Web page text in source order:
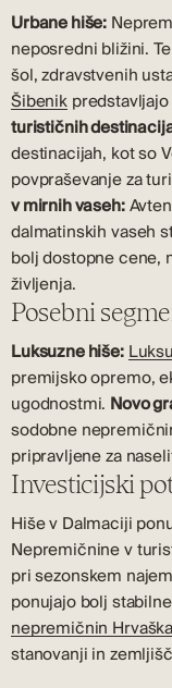
Urbane hiše:
neposredni bližini.
šol, zdravstvenih
Šibenikpredstavljajo
turističnih
destinacijah, kot so
povpraševanje za
v mirnih vaseh:
dalmatinskih vaseh
bolj dostopne cene,
življenja.
Posebni
Luksuzne hiše:
premijsko opremo,
ugodnostmi. Novo
sodobne
pripravljene za
Investicijski
Hiše v Dalmaciji
Nepremičnine v
pri sezonskem
ponujajo bolj
nepremičnin Hrvaška
stanovanji in